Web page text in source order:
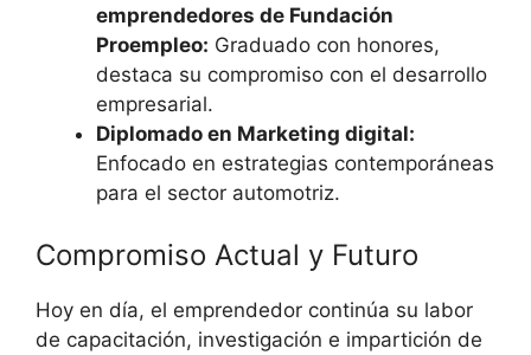
emprendedores de Fundación
Proempleo: Graduado con honores,
destaca su compromiso con el desarrollo
empresarial.
Diplomado en Marketing digital:
Enfocado en estrategias contemporáneas
para el sector automotriz.
Compromiso Actual y Futuro
Hoy en día, el emprendedor continúa su labor
de capacitación, investigación e impartición de